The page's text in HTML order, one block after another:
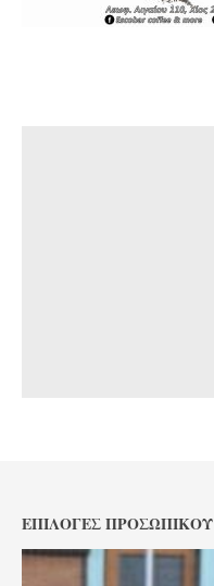
ΕΠΙΛΟΓΈΣ ΠΡΟΣΩΠΙΚΟΎ